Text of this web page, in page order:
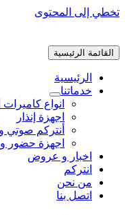
تخطي إلى المحتوى
القائمة الرئيسية
الرئيسية
خدماتنا
انواع
اجهزة إنذار
أنتركم صوتي
اجهزة حضور
اخبار و عروض
انتركم
من نحن
اتصل بنا